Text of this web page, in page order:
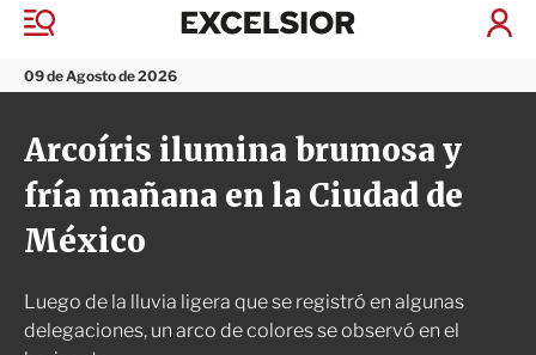
M
n
ú
09 de Agosto de 2026
I
x
l
i
o
r
Arcoíris ilumina brumosa y
fría mañana en la Ciudad de
México
Luego de la lluvia ligera que se registró en algunas
delegaciones, un arco de colores se observó en el